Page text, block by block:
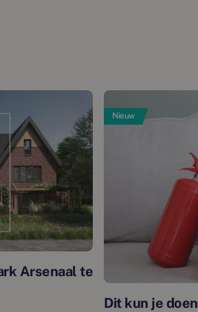
Arsenaal te
Nieuw
Dit kun je